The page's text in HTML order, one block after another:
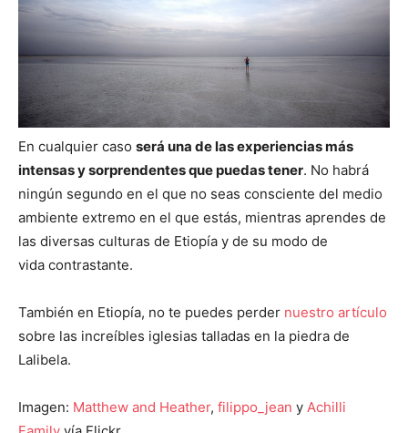
En cualquier caso será una de las experiencias más
intensas y sorprendentes que puedas tener. No habrá
ningún segundo en el que no seas consciente del medio
ambiente extremo en el que estás, mientras aprendes de
las diversas culturas de Etiopía y de su modo de
vida contrastante.
También en Etiopía, no te puedes perder nuestro artículo
sobre las increíbles iglesias talladas en la piedra de
Lalibela.
Imagen: Matthew and Heather, filippo_jean y Achilli